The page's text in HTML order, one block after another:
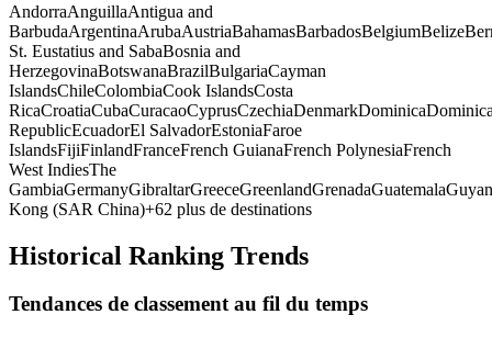
AndorraAnguillaAntigua and
BarbudaArgentinaArubaAustriaBahamasBarbadosBelgiumBelize
St. Eustatius and SabaBosnia and
HerzegovinaBotswanaBrazilBulgariaCayman
IslandsChileColombiaCook IslandsCosta
RicaCroatiaCubaCuracaoCyprusCzechiaDenmarkDominica
RepublicEcuadorEl SalvadorEstoniaFaroe
IslandsFijiFinlandFranceFrench GuianaFrench PolynesiaFrench
West IndiesThe
GambiaGermanyGibraltarGreeceGreenlandGrenadaGuatemala
Kong (SAR China)+62 plus de destinations
Historical Ranking Trends
Tendances de classement au fil du temps